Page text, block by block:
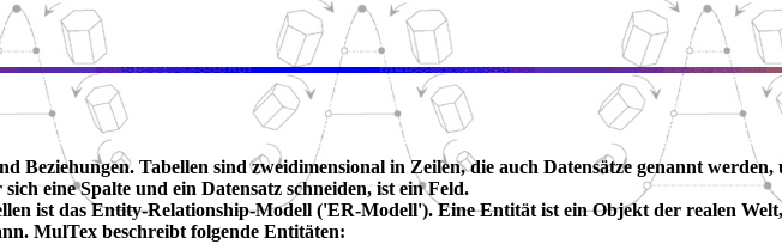
Beziehungen. Tabellen sind zweidimensional in Zeilen, die auch Datensätze genannt werden,
eine Spalte und ein Datensatz schneiden, ist ein Feld.
ist das Entity-Relationship-Modell ('ER-Modell'). Eine Entität ist ein Objekt der realen
MulTex beschreibt folgende Entitäten: